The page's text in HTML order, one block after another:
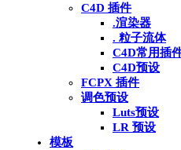
C4D 插件
.渲染器
. 粒子流体
C4D常用插
C4D预设
FCPX 插件
调色预设
Luts预设
LR 预设
模板